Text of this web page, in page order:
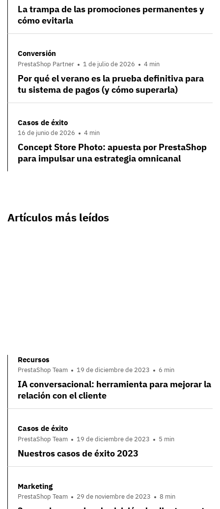
La trampa de las promociones permanentes y
cómo evitarla
Conversión
PrestaShop Partner 1 de julio de 2026 4 min
Por qué el verano es la prueba definitiva para
tu sistema de pagos (y cómo superarla)
Casos de éxito
16 de junio de 2026 4 min
Concept Store Photo: apuesta por PrestaShop
para impulsar una estrategia omnicanal
Artículos más leídos
Recursos
PrestaShop Team 19 de diciembre de 2023 6 min
IA conversacional: herramienta para mejorar la
relación con el cliente
Casos de éxito
PrestaShop Team 19 de diciembre de 2023 5 min
Nuestros casos de éxito 2023
Marketing
PrestaShop Team 29 de noviembre de 2023 8 min